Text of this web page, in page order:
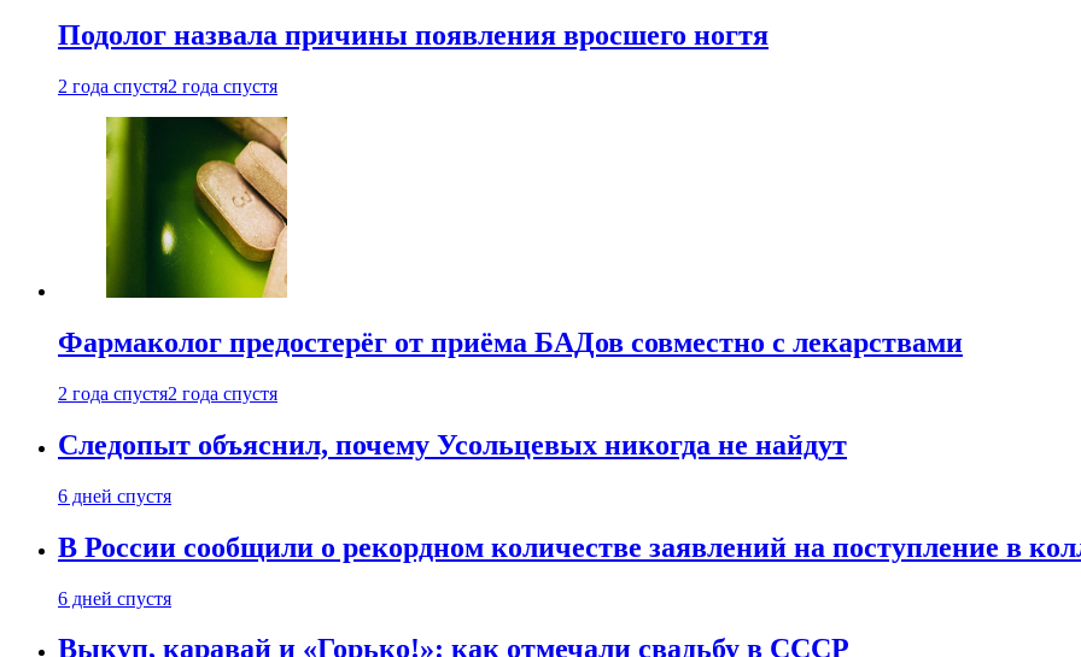
Подолог назвала причины появления вросшего ногтя
2 года спустя2 года спустя
Фармаколог предостерёг от приёма БАДов совместно с лекарствами
2 года спустя2 года спустя
Следопыт объяснил, почему Усольцевых никогда не найдут
6 дней спустя
В России сообщили о рекордном количестве заявлений на поступление в
6 дней спустя
Выкуп, каравай и «Горько!»: как отмечали свадьбу в СССР